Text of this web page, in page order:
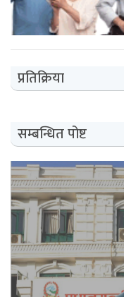
प्रतिक्रिया
सम्बन्धित पोष्ट